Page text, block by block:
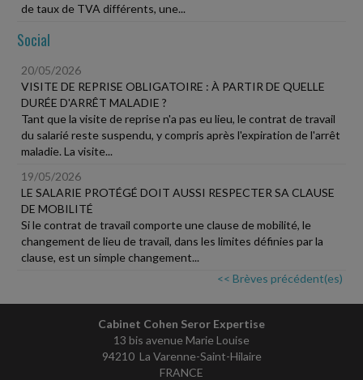
de taux de TVA différents, une...
Social
20/05/2026
VISITE DE REPRISE OBLIGATOIRE : À PARTIR DE QUELLE
DURÉE D'ARRÊT MALADIE ?
Tant que la visite de reprise n'a pas eu lieu, le contrat de travail
du salarié reste suspendu, y compris après l'expiration de l'arrêt
maladie. La visite...
19/05/2026
LE SALARIE PROTÉGÉ DOIT AUSSI RESPECTER SA CLAUSE
DE MOBILITÉ
Si le contrat de travail comporte une clause de mobilité, le
changement de lieu de travail, dans les limites définies par la
clause, est un simple changement...
<< Brèves précédent(es)
Cabinet Cohen Seror Expertise
13 bis avenue Marie Louise
94210 La Varenne-Saint-Hilaire
FRANCE